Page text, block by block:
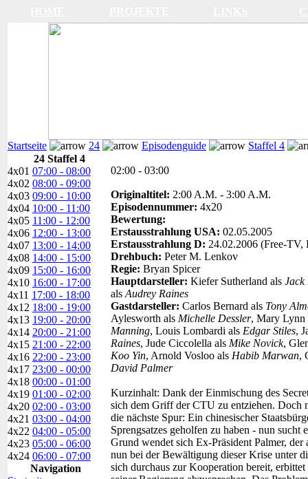
Startseite 24 Episodenguide
Staffel 4
24 Staffel 4
4x01 07:00 - 08:00
4x02 08:00 - 09:00
4x03 09:00 - 10:00
4x04 10:00 - 11:00
4x05 11:00 - 12:00
4x06 12:00 - 13:00
4x07 13:00 - 14:00
4x08 14:00 - 15:00
4x09 15:00 - 16:00
4x10 16:00 - 17:00
4x11 17:00 - 18:00
4x12 18:00 - 19:00
4x13 19:00 - 20:00
4x14 20:00 - 21:00
4x15 21:00 - 22:00
4x16 22:00 - 23:00
4x17 23:00 - 00:00
4x18 00:00 - 01:00
4x19 01:00 - 02:00
4x20 02:00 - 03:00
4x21 03:00 - 04:00
4x22 04:00 - 05:00
4x23 05:00 - 06:00
4x24 06:00 - 07:00
Navigation
02:00 - 03:00
Originaltitel: 2:00 A.M. - 3:00 A.M.
Episodennummer: 4x20
Bewertung:
Erstausstrahlung USA: 02.05.2005
Erstausstrahlung D: 24.02.2006 (Free-TV,
Drehbuch: Peter M. Lenkov
Regie: Bryan Spicer
Hauptdarsteller: Kiefer Sutherland als Jack
als Audrey Raines
Gastdarsteller: Carlos Bernard als Tony
Aylesworth als Michelle Dessler, Mary Lynn
Manning, Louis Lombardi als Edgar Stiles,
Raines, Jude Ciccolella als Mike Novick,
Koo Yin, Arnold Vosloo als Habib Marwan,
David Palmer
Kurzinhalt: Dank der Einmischung des
sich dem Griff der CTU zu entziehen. Doch
die nächste Spur: Ein chinesischer
Sprengsatzes geholfen zu haben - nun
Grund wendet sich Ex-Präsident Palmer,
nun bei der Bewältigung dieser Krise unter
sich durchaus zur Kooperation bereit,